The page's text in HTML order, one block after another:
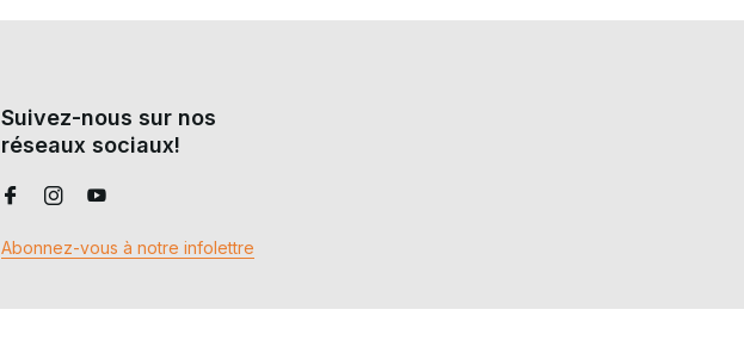
Suivez-nous sur nos
réseaux sociaux!
Abonnez-vous à notre infolettre